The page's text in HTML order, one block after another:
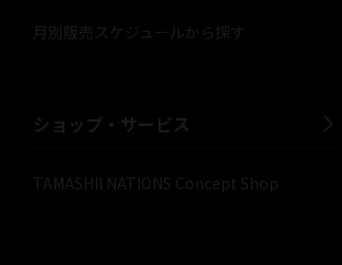
月別販売スケジュールから探す
ショップ・サービス
TAMASHII NATIONS Concept Shop